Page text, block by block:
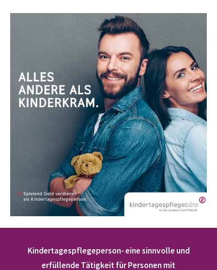
Kindertagespflegeperson- eine sinnvolle und
erfüllende Tätigkeit für Personen mit